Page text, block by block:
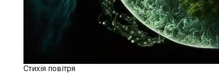
Стихія повітря